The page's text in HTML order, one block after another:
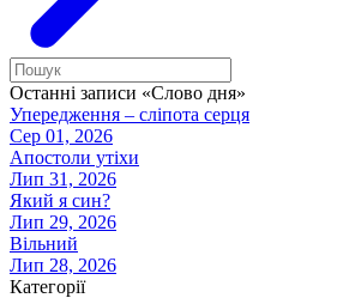
Останні записи «Слово дня»
Упередження – сліпота серця
Сер 01, 2026
Апостоли утіхи
Лип 31, 2026
Який я син?
Лип 29, 2026
Вільний
Лип 28, 2026
Категорії